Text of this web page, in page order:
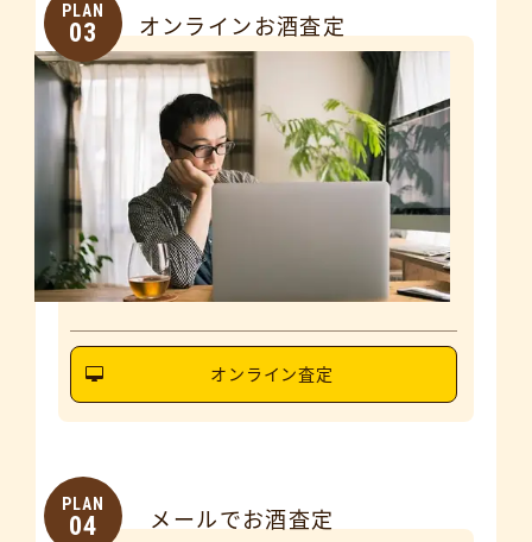
PLAN
03 オンラインお酒査定
オンライン査定
PLAN
04 メールでお酒査定